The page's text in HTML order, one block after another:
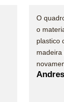
O
o
plastico